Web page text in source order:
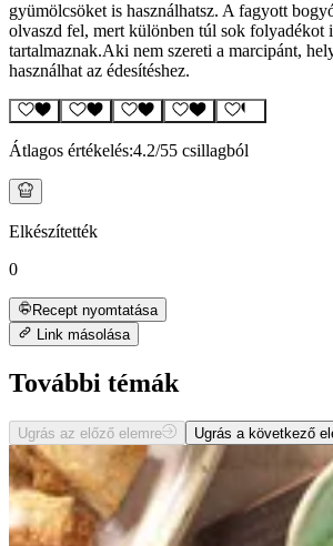
gyümölcsöket is használhatsz. A fagyott
olvaszd fel, mert különben túl sok folyadékot
tartalmaznak.Aki nem szereti a marcipánt,
használhat az édesítéshez.
Átlagos értékelés:4.2/55 csillagból
Elkészítették
0
Recept nyomtatása
Link másolása
További témák
Ugrás az előző elemre Ugrás a következő